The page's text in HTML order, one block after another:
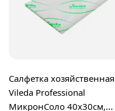
Салфетка хозяйственная
Vileda Professional
МикронСоло 40х30см,